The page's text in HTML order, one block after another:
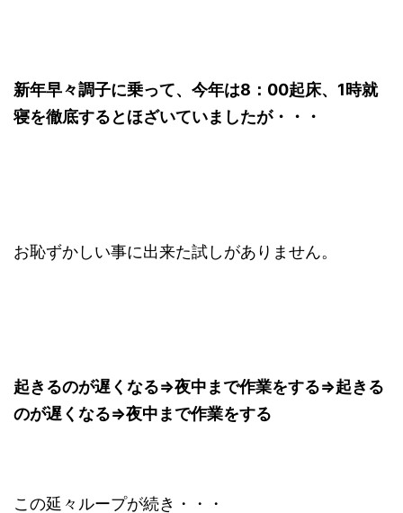
新年早々調子に乗って、今年は8：00起床、1時就
寝を徹底するとほざいていましたが・・・
お恥ずかしい事に出来た試しがありません。
起きるのが遅くなる⇒夜中まで作業をする⇒起きる
のが遅くなる⇒夜中まで作業をする
この延々ループが続き・・・